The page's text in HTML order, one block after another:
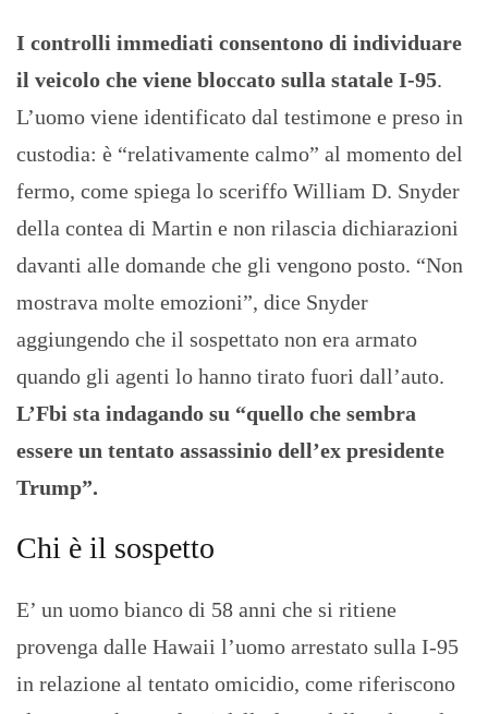
I controlli immediati consentono di individuare
il veicolo che viene bloccato sulla statale I-95.
L’uomo viene identificato dal testimone e preso in
custodia: è “relativamente calmo” al momento del
fermo, come spiega lo sceriffo William D. Snyder
della contea di Martin e non rilascia dichiarazioni
davanti alle domande che gli vengono posto. “Non
mostrava molte emozioni”, dice Snyder
aggiungendo che il sospettato non era armato
quando gli agenti lo hanno tirato fuori dall’auto.
L’Fbi sta indagando su “quello che sembra
essere un tentato assassinio dell’ex presidente
Trump”.
Chi è il sospetto
E’ un uomo bianco di 58 anni che si ritiene
provenga dalle Hawaii l’uomo arrestato sulla I-95
in relazione al tentato omicidio, come riferiscono